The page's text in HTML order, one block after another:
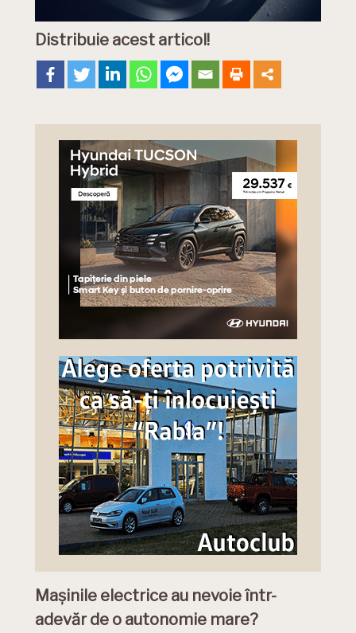
Distribuie acest articol!
Mașinile electrice au nevoie într-
adevăr de o autonomie mare?